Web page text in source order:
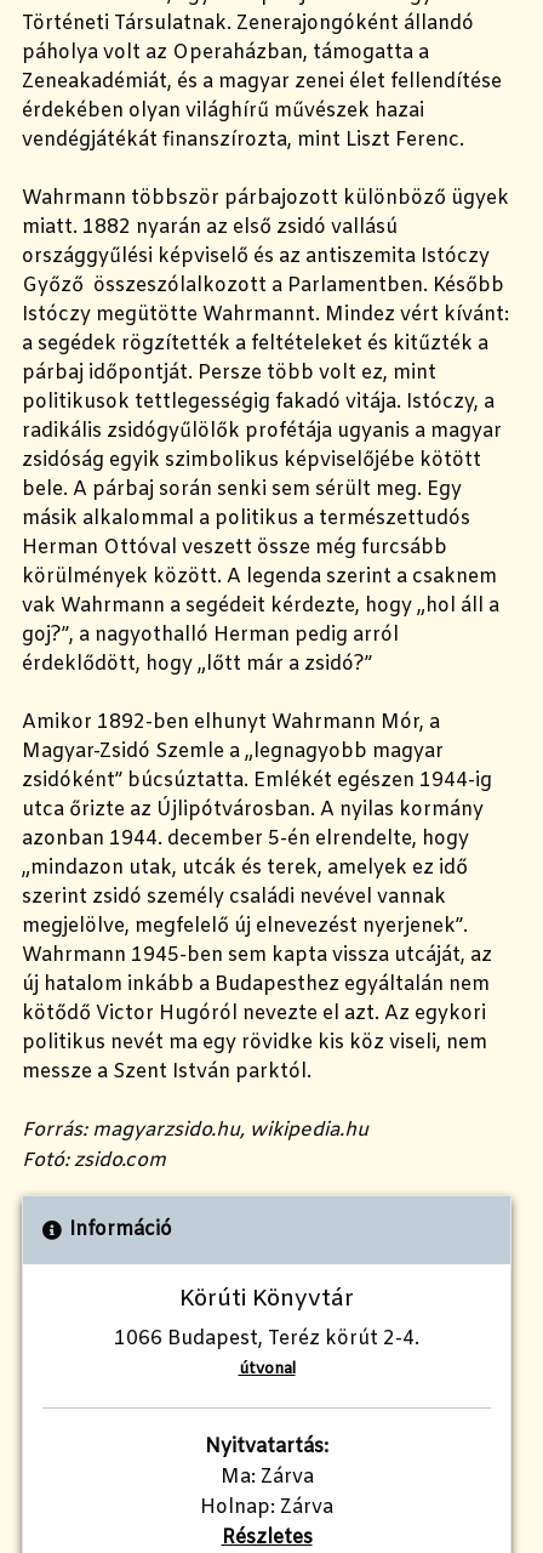
Történeti Társulatnak. Zenerajongóként állandó
páholya volt az Operaházban, támogatta a
Zeneakadémiát, és a magyar zenei élet fellendítése
érdekében olyan világhírű művészek hazai
vendégjátékát finanszírozta, mint Liszt Ferenc.
Wahrmann többször párbajozott különböző ügyek
miatt. 1882 nyarán az első zsidó vallású
országgyűlési képviselő és az antiszemita Istóczy
Győző összeszólalkozott a Parlamentben. Később
Istóczy megütötte Wahrmannt. Mindez vért kívánt:
a segédek rögzítették a feltételeket és kitűzték a
párbaj időpontját. Persze több volt ez, mint
politikusok tettlegességig fakadó vitája. Istóczy, a
radikális zsidógyűlölők profétája ugyanis a magyar
zsidóság egyik szimbolikus képviselőjébe kötött
bele. A párbaj során senki sem sérült meg. Egy
másik alkalommal a politikus a természettudós
Herman Ottóval veszett össze még furcsább
körülmények között. A legenda szerint a csaknem
vak Wahrmann a segédeit kérdezte, hogy „hol áll a
goj?”, a nagyothalló Herman pedig arról
érdeklődött, hogy „lőtt már a zsidó?”
Amikor 1892-ben elhunyt Wahrmann Mór, a
Magyar-Zsidó Szemle a „legnagyobb magyar
zsidóként” búcsúztatta. Emlékét egészen 1944-ig
utca őrizte az Újlipótvárosban. A nyilas kormány
azonban 1944. december 5-én elrendelte, hogy
„mindazon utak, utcák és terek, amelyek ez idő
szerint zsidó személy családi nevével vannak
megjelölve, megfelelő új elnevezést nyerjenek”.
Wahrmann 1945-ben sem kapta vissza utcáját, az
új hatalom inkább a Budapesthez egyáltalán nem
kötődő Victor Hugóról nevezte el azt. Az egykori
politikus nevét ma egy rövidke kis köz viseli, nem
messze a Szent István parktól.
Forrás: magyarzsido.hu, wikipedia.hu
Fotó: zsido.com
Információ
Körúti Könyvtár
1066 Budapest, Teréz körút 2-4.
útvonal
Nyitvatartás:
Ma: Zárva
Holnap: Zárva
Részletes